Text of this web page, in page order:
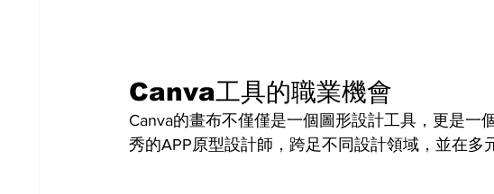
Canva工具的職業機會
Canva的畫布不僅僅是一個圖形設計工具，更是一
秀的APP原型設計師，跨足不同設計領域，並在多